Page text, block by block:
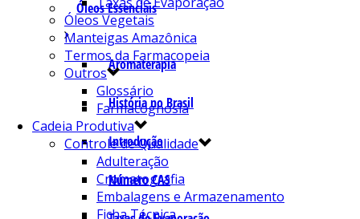
Óleos Essenciais
Aromaterapia
História no Brasil
Introdução
Número CAS
Óleos Vegetais
Manteigas Amazônica
Termos da Farmacopeia
Outros
Glossário
Farmacognosia
Cadeia Produtiva
Controle de Qualidade
Adulteração
Cromatografia
Embalagens e Armazenamento
Ficha Técnica